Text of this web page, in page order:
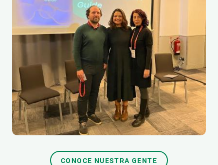
CONOCE NUESTRA GENTE